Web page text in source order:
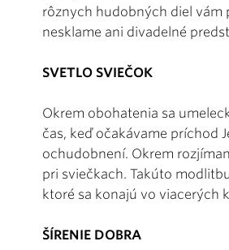
rôznych hudobných diel vám
nesklame ani divadelné
SVETLO SVIEČOK
Okrem obohatenia sa
čas, keď očakávame príchod
ochudobnení. Okrem
pri sviečkach. Takúto
ktoré sa konajú vo viacerých
ŠÍRENIE DOBRA